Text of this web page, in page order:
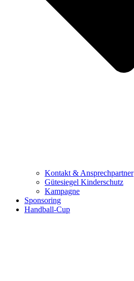
Kontakt & Ansprechpartner
Gütesiegel Kinderschutz
Kampagne
Sponsoring
Handball-Cup